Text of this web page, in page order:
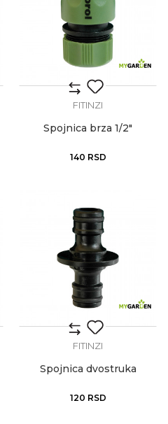
FITINZI
Spojnica brza 1/2"
140 RSD
FITINZI
Spojnica dvostruka
120 RSD